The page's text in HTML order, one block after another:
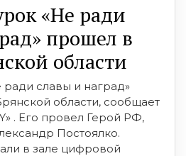
«Не ради
прошел в
области
славы и наград»
области, сообщает
. Его провел Герой РФ,
Постоялко.
в зале цифровой